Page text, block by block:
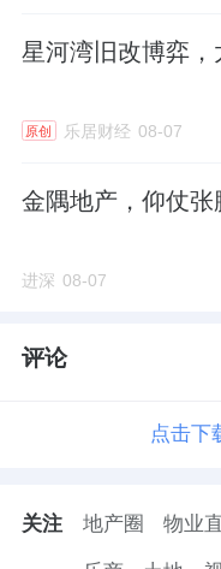
星河湾旧改博弈，
原创 乐居财经 08-07
金隅地产，仰仗张
进深 08-07
评论
点击下
关注 地产圈 物业